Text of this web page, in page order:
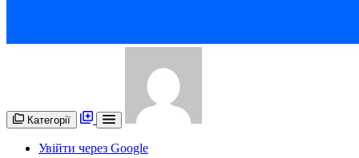
Категорії
Увійти через Google